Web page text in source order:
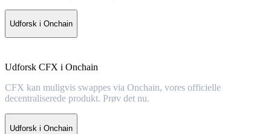
Udforsk i Onchain
Udforsk CFX i Onchain
CFX kan muligvis swappes via Onchain, vores officielle
decentraliserede produkt. Prøv det nu.
Udforsk i Onchain